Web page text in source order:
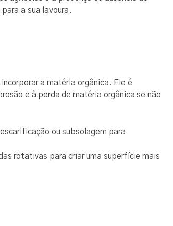
a sua lavoura.
a matéria orgânica. Ele é
e à perda de matéria orgânica se não
ou subsolagem para
rotativas para criar uma superfície mais